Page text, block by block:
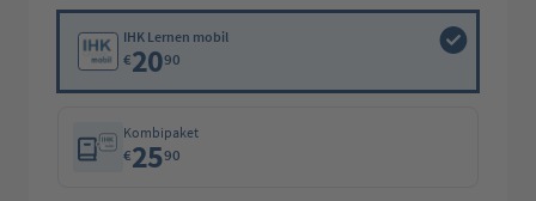
IHK Lernen mobil
€2090
Kombipaket
€2590